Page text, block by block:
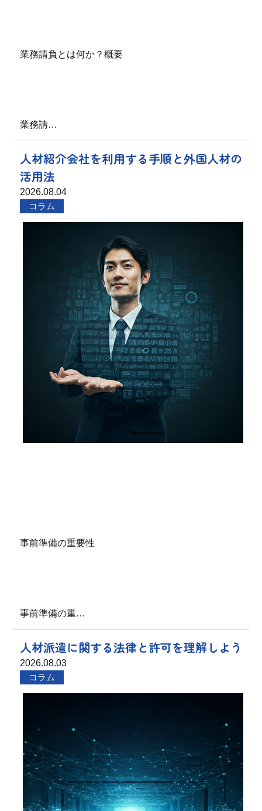
業務請負とは何か？概要
業務請…
人材紹介会社を利用する手順と外国人材の
活用法
2026.08.04
コラム
事前準備の重要性
事前準備の重…
人材派遣に関する法律と許可を理解しよう
2026.08.03
コラム